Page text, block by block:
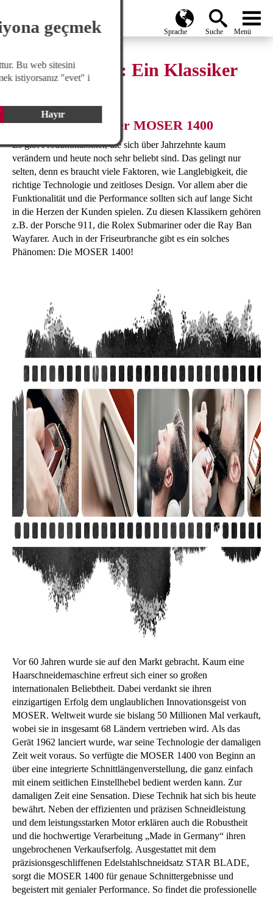
Global search menu
MOSER 1400: Ein Klassiker
wird 60!
Die Erfolgsstory der MOSER 1400
Es gibt Produktklassiker, die sich über Jahrzehnte kaum
verändern und heute noch sehr beliebt sind. Das gelingt nur
selten, denn es braucht viele Faktoren, wie Langlebigkeit, die
richtige Technologie und zeitloses Design. Vor allem aber die
Funktionalität und die Performance sollten sich auf lange Sicht
in die Herzen der Kunden spielen. Zu diesen Klassikern gehören
z.B. der Porsche 911, die Rolex Submariner oder die Ray Ban
Wayfarer. Auch in der Friseurbranche gibt es ein solches
Phänomen: Die MOSER 1400!
Vor 60 Jahren wurde sie auf den Markt gebracht. Kaum eine
Haarschneidemaschine erfreut sich einer so großen
internationalen Beliebtheit. Dabei verdankt sie ihren
einzigartigen Erfolg dem unglaublichen Innovationsgeist von
MOSER. Weltweit wurde sie bislang 50 Millionen Mal verkauft,
wobei sie in insgesamt 68 Ländern vertrieben wird. Als das
Gerät 1962 lanciert wurde, war seine Technologie der damaligen
Zeit weit voraus. So verfügte die MOSER 1400 von Beginn an
über eine integrierte Schnittlängenverstellung, die ganz einfach
mit einem seitlichen Einstellhebel bedient werden kann. Zur
damaligen Zeit eine Sensation. Diese Technik hat sich bis heute
bewährt. Neben der effizienten und präzisen Schneidleistung
und dem leistungsstarken Motor erklären auch die Robustheit
und die hochwertige Verarbeitung „Made in Germany“ ihren
ungebrochenen Verkaufserfolg. Ausgestattet mit dem
präzisionsgeschliffenen Edelstahlschneidsatz STAR BLADE,
sorgt die MOSER 1400 für genaue Schnittergebnisse und
begeistert mit genialer Performance. So findet die professionelle
geçmek
Bu web sitesini
istiyorsanız "evet" i
Hayır